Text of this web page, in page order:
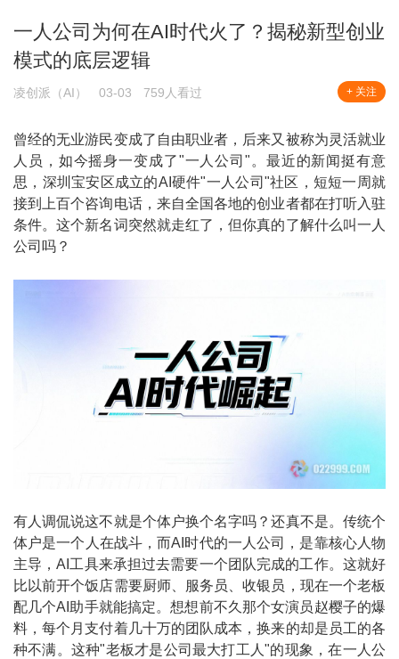
一人公司为何在AI时代火了？揭秘新型创业
模式的底层逻辑
凌创派（AI） 03-03 759人看过 + 关注
曾经的无业游民变成了自由职业者，后来又被称为灵活就业
人员，如今摇身一变成了"一人公司"。最近的新闻挺有意
思，深圳宝安区成立的AI硬件"一人公司"社区，短短一周就
接到上百个咨询电话，来自全国各地的创业者都在打听入驻
条件。这个新名词突然就走红了，但你真的了解什么叫一人
公司吗？
有人调侃说这不就是个体户换个名字吗？还真不是。传统个
体户是一个人在战斗，而AI时代的一人公司，是靠核心人物
主导，AI工具来承担过去需要一个团队完成的工作。这就好
比以前开个饭店需要厨师、服务员、收银员，现在一个老板
配几个AI助手就能搞定。想想前不久那个女演员赵樱子的爆
料，每个月支付着几十万的团队成本，换来的却是员工的各
种不满。这种"老板才是公司最大打工人"的现象，在一人公